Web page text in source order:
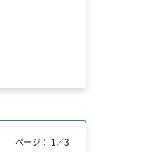
ページ： 1 ／3